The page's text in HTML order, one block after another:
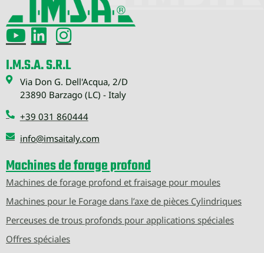
I.M.S.A. S.R.L
Via Don G. Dell'Acqua, 2/D
23890 Barzago (LC) - Italy
+39 031 860444
info@imsaitaly.com
Machines de forage profond
Machines de forage profond et fraisage pour moules
Machines pour le Forage dans l’axe de pièces Cylindriques
Perceuses de trous profonds pour applications spéciales
Offres spéciales